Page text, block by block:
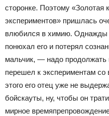
сторонке. Поэтому «Золотая
экспериментов» пришлась
влюбился в химию. Однажды
понюхал его и потерял
мальчик, — надо
перешел к экспериментам
этого его отец уже не
бойскауты, ну, чтобы он
мирное